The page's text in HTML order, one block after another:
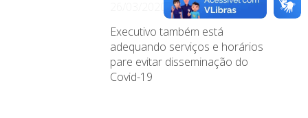
Executivo também está
adequando serviços e horários
pare evitar disseminação do
Covid-19